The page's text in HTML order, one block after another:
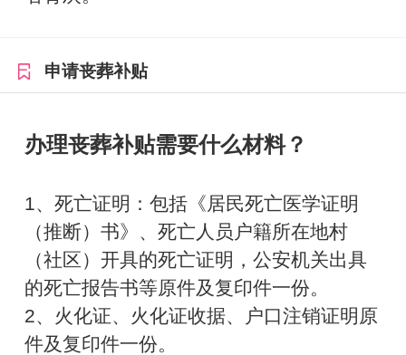
申请丧葬补贴
办理丧葬补贴需要什么材料？
1、死亡证明：包括《居民死亡医学证明
（推断）书》、死亡人员户籍所在地村
（社区）开具的死亡证明，公安机关出具
的死亡报告书等原件及复印件一份。
2、火化证、火化证收据、户口注销证明原
件及复印件一份。